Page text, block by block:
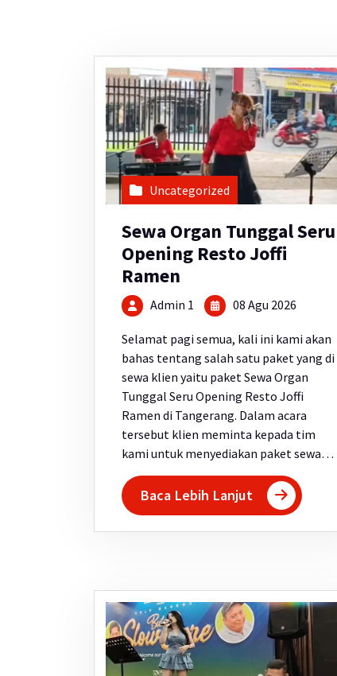
Uncategorized
Sewa Organ Tunggal Seru
Opening Resto Joffi
Ramen
Admin 1 08 Agu 2026
Selamat pagi semua, kali ini kami akan
bahas tentang salah satu paket yang di
sewa klien yaitu paket Sewa Organ
Tunggal Seru Opening Resto Joffi
Ramen di Tangerang. Dalam acara
tersebut klien meminta kepada tim
kami untuk menyediakan paket sewa…
Baca Lebih Lanjut